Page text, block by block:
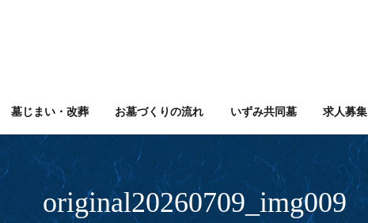
墓じまい・改葬 お墓づくりの流れ いずみ共同墓 求人募集
original20260709_img009